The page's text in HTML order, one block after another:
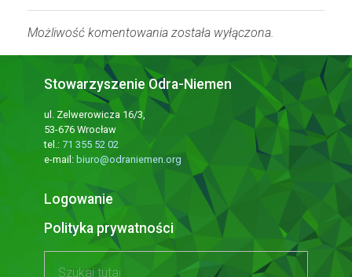
Możliwość komentowania została wyłączona.
Stowarzyszenie Odra-Niemen
ul. Zelwerowicza 16/3,
53-676 Wrocław
tel.: 71 355 52 02
e-mail: biuro@odraniemen.org
Logowanie
Polityka prywatności